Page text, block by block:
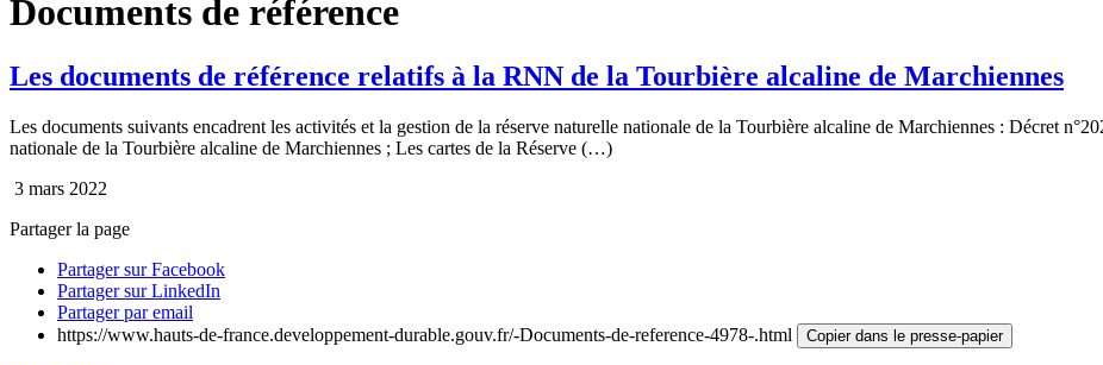
Documents de référence
Les documents de référence relatifs à la RNN de la Tourbière alcaline de Marchiennes
Les documents suivants encadrent les activités et la gestion de la réserve naturelle nationale de la Tourbière alcaline de Marchiennes : Décret
nationale de la Tourbière alcaline de Marchiennes ; Les cartes de la Réserve (…)
3 mars 2022
Partager la page
Partager sur Facebook
Partager sur LinkedIn
Partager par email
https://www.hauts-de-france.developpement-durable.gouv.fr/-Documents-de-reference-4978-.html
Copier dans le presse-papier